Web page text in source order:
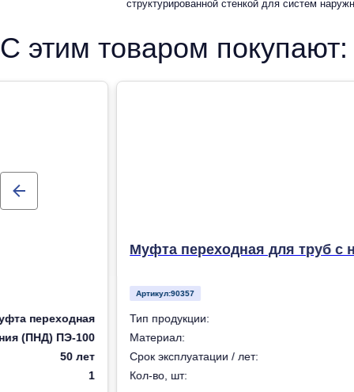
структурированной стенкой для систем
С этим товаром покупают:
переходная
(ПНД) ПЭ-100
50 лет
1
Муфта переходная для труб с
Артикул:90357
Тип продукции:
Материал:
Срок эксплуатации / лет:
Кол-во, шт: